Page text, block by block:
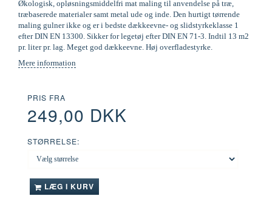
Økologisk, opløsningsmiddelfri mat maling til anvendelse på træ,
træbaserede materialer samt metal ude og inde. Den hurtigt tørrende
maling gulner ikke og er i bedste dækkeevne- og slidstyrkeklasse 1
efter DIN EN 13300. Sikker for legetøj efter DIN EN 71-3. Indtil 13 m2
pr. liter pr. lag. Meget god dækkeevne. Høj overfladestyrke.
Mere information
PRIS FRA
249,00 DKK
STØRRELSE:
LÆG I KURV